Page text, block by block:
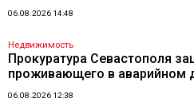
06.08.2026 14:48
Недвижимость
Прокуратура Севастополя
проживающего в аварийном
06.08.2026 12:38